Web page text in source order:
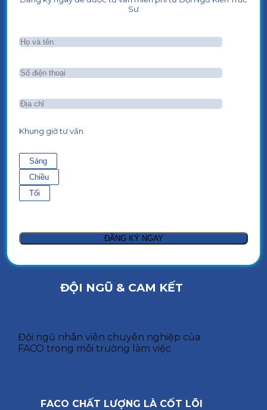
Sư
Khung giờ tư vấn
Sáng
Chiều
Tối
ĐỘI NGŨ & CAM KẾT
Đội ngũ nhân viên chuyên nghiệp của
FACO trong môi trường làm việc
FACO CHẤT LƯỢNG LÀ CỐT LÕI